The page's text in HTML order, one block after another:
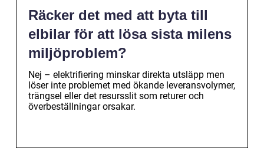
Räcker det med att byta till
elbilar för att lösa sista milens
miljöproblem?
Nej – elektrifiering minskar direkta utsläpp men
löser inte problemet med ökande leveransvolymer,
trängsel eller det resursslit som returer och
överbeställningar orsakar.